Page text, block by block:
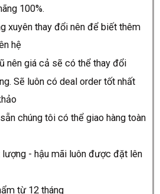
100%.
xuyên thay đổi nên để biết thêm
hệ
nên giá cả sẽ có thể thay đổi
Sẽ luôn có deal order tốt nhất
chúng tôi có thể giao hàng toàn
- hậu mãi luôn được đặt lên
từ 12 tháng